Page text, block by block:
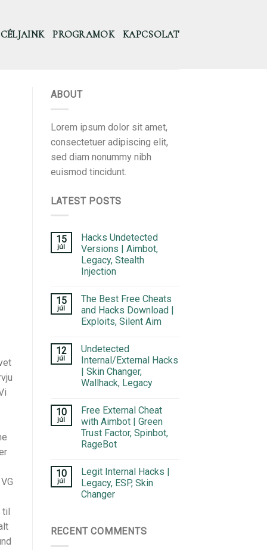
CÉLJAINK PROGRAMOK KAPCSOLAT
til
ABOUT
Lorem ipsum dolor sit amet,
consectetuer adipiscing elit,
sed diam nonummy nibh
euismod tincidunt.
LATEST POSTS
15
júl
Hacks Undetected
Versions | Aimbot,
Legacy, Stealth
Injection
15
júl
The Best Free Cheats
and Hacks Download |
Exploits, Silent Aim
12
júl
Undetected
Internal/External Hacks
| Skin Changer,
Wallhack, Legacy
10
júl
Free External Cheat
with Aimbot | Green
Trust Factor, Spinbot,
RageBot
10
júl
Legit Internal Hacks |
Legacy, ESP, Skin
Changer
RECENT COMMENTS